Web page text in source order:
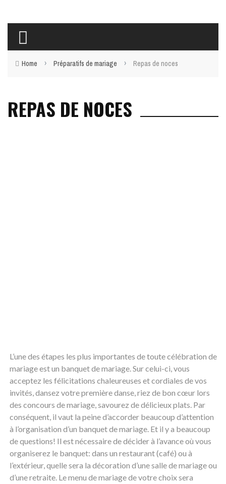
Home › Préparatifs de mariage › Repas de noces
REPAS DE NOCES
L’une des étapes les plus importantes de toute célébration de
mariage est un banquet de mariage. Sur celui-ci, vous
acceptez les félicitations chaleureuses et cordiales de vos
invités, dansez votre première danse, riez de bon cœur lors
des concours de mariage, savourez de délicieux plats. Par
conséquent, il vaut la peine d’accorder beaucoup d’attention
à l’organisation d’un banquet de mariage. Et il y a beaucoup
de questions! Il est nécessaire de décider à l’avance où vous
organiserez le banquet: dans un restaurant (café) ou à
l’extérieur, quelle sera la décoration d’une salle de mariage ou
d’une retraite. Le menu de mariage de votre choix sera